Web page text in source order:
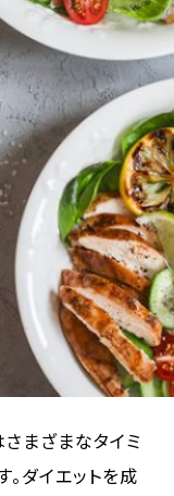
まざまなタイミ
。ダイエットを成